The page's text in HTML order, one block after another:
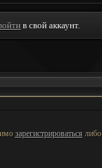
в свой аккаунт.
зарегистрироватьсялибо